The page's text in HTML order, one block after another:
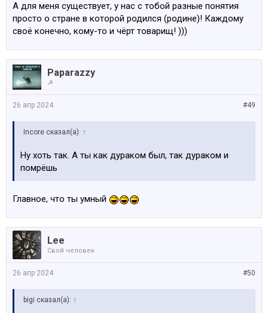
А для меня существует, у нас с тобой разные понятия
просто о стране в которой родился (родине)! Каждому
своё конечно, кому-то и чёрт товарищ! )))
Paparazzy
☭
#49
26 апр 2024
Incore сказал(а): ↑
Ну хоть так. А ты как дураком был, так дураком и
помрёшь
Главное, что ты умный
Lee
Свой человек
#50
26 апр 2024
bigi сказал(а): ↑